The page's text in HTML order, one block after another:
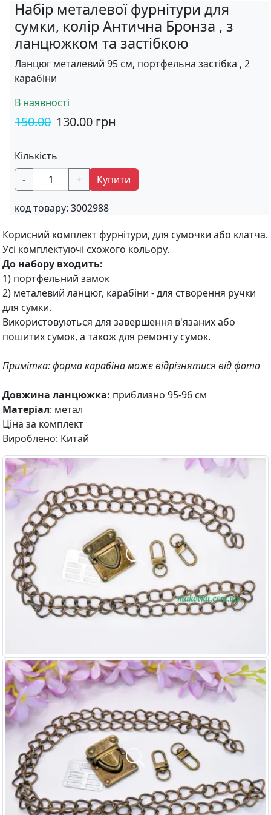
Набір металевої фурнітури для
сумки, колір Антична Бронза , з
ланцюжком та застібкою
Ланцюг металевий 95 см, портфельна застібка , 2
карабіни
В наявності
150.00 130.00 грн
Кількість
-
+ Купити
код товару: 3002988
Корисний комплект фурнітури, для сумочки або клатча.
Усі комплектуючі схожого кольору.
До набору входить:
1) портфельний замок
2) металевий ланцюг, карабіни - для створення ручки
для сумки.
Використовуються для завершення в'язаних або
пошитих сумок, а також для ремонту сумок.
Примітка: форма карабіна може відрізнятися від фото
Довжина ланцюжка: приблизно 95-96 см
Матеріал: метал
Ціна за комплект
Вироблено: Китай